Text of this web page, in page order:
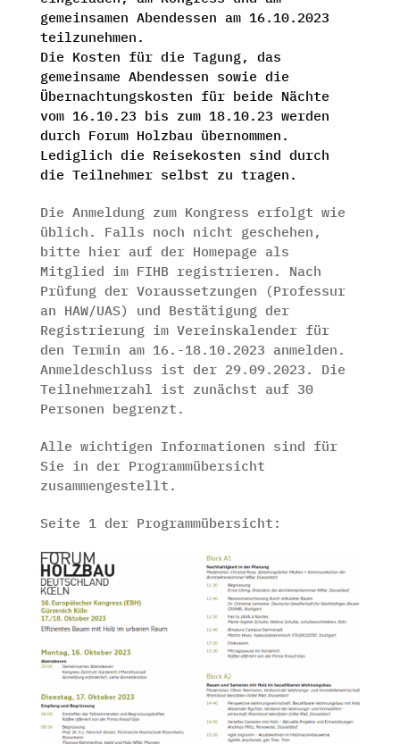
gemeinsamen Abendessen am 16.10.2023
teilzunehmen.
Die Kosten für die Tagung, das
gemeinsame Abendessen sowie die
Übernachtungskosten für beide Nächte
vom 16.10.23 bis zum 18.10.23 werden
durch Forum Holzbau übernommen.
Lediglich die Reisekosten sind durch
die Teilnehmer selbst zu tragen.
Die Anmeldung zum Kongress erfolgt wie
üblich. Falls noch nicht geschehen,
bitte hier auf der Homepage als
Mitglied im FIHB registrieren. Nach
Prüfung der Voraussetzungen (Professur
an HAW/UAS) und Bestätigung der
Registrierung im Vereinskalender für
den Termin am 16.-18.10.2023 anmelden.
Anmeldeschluss ist der 29.09.2023. Die
Teilnehmerzahl ist zunächst auf 30
Personen begrenzt.
Alle wichtigen Informationen sind für
Sie in der Programmübersicht
zusammengestellt.
Seite 1 der Programmübersicht: